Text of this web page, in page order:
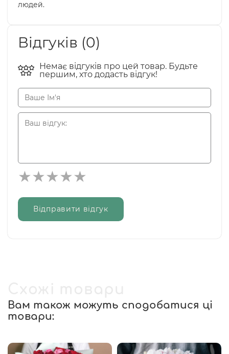
людей.
Відгуків (0)
Немає відгуків про цей товар. Будьте
першим, хто додасть відгук!
Відправити відгук
Вам також можуть сподобатися ці
товари: